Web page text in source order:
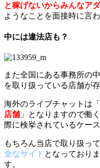
と稼げないからみんなア
ようなことを面接時に言
中には違法店も？
また全国にある事務所の
を取り扱っている店舗が
海外のライブチャットは「
店舗 」となりますので働
際に検挙されているケー
もちろん当店で取り扱っ
全なサイト となっており
す。